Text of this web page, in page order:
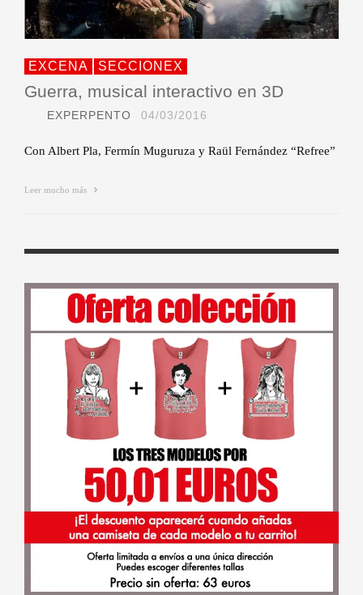
EXCENA SECCIONEX
Guerra, musical interactivo en 3D
EXPERPENTO 04/03/2016
Con Albert Pla, Fermín Muguruza y Raül Fernández “Refree”
Leer mucho más